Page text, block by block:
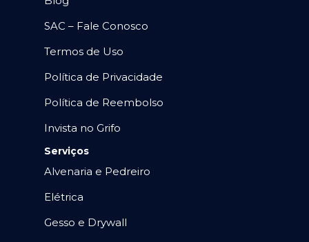
SAC – Fale Conosco
Termos de Uso
Política de Privacidade
Política de Reembolso
Invista no Grifo
Serviços
Alvenaria e Pedreiro
Elétrica
Gesso e Drywall